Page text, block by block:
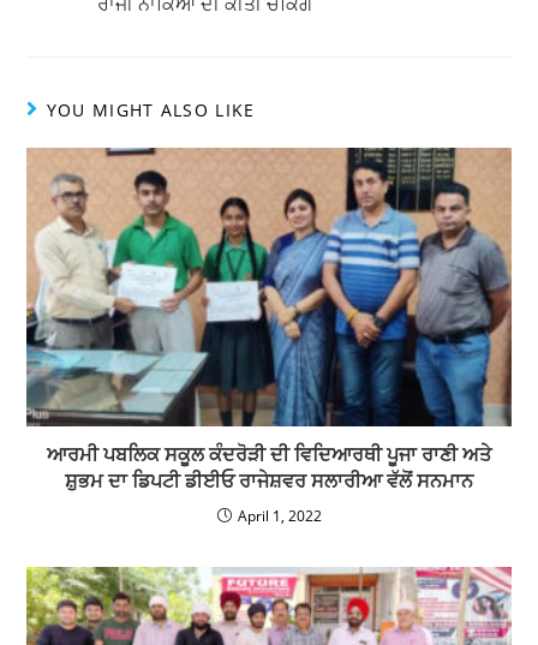
YOU MIGHT ALSO LIKE
ਆਰਮੀ ਪਬਲਿਕ ਸਕੂਲ ਕੰਦਰੋੜੀ ਦੀ ਵਿਦਿਆਰਥੀ ਪੂਜਾ ਰਾਣੀ ਅਤੇ
ਸ਼ੁਭਮ ਦਾ ਡਿਪਟੀ ਡੀਈਓ ਰਾਜੇਸ਼ਵਰ ਸਲਾਰੀਆ ਵੱਲੋਂ ਸਨਮਾਨ
April 1, 2022